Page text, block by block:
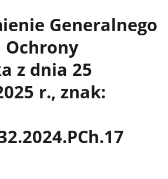
Generalnego
z dnia 25
r., znak: